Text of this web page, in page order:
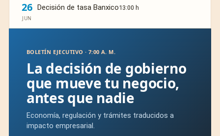
26
JUN
Decisión de tasa Banxico13:00 h
BOLETÍN EJECUTIVO · 7:00 A. M.
La decisión de gobierno
que mueve tu negocio,
antes que nadie
Economía, regulación y trámites traducidos a
impacto empresarial.